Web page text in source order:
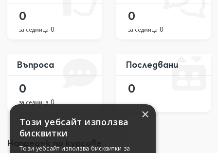
0
за седмица 0
0
за седмица 0
Въпроса
0
за седмица 0
Последвани
0
Напредък по курсове
×
Този уебсайт използва
бисквитки
Този уебсайт използва бисквитки за